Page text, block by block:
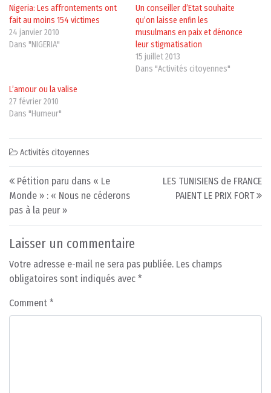
Nigeria: Les affrontements ont
fait au moins 154 victimes
24 janvier 2010
Dans "NIGERIA"
Un conseiller d’Etat souhaite
qu’on laisse enfin les
musulmans en paix et dénonce
leur stigmatisation
15 juillet 2013
Dans "Activités citoyennes"
L’amour ou la valise
27 février 2010
Dans "Humeur"
Activités citoyennes
Post navigation
Pétition paru dans « Le
Monde » : « Nous ne céderons
pas à la peur »
LES TUNISIENS de FRANCE
PAIENT LE PRIX FORT
Laisser un commentaire
Votre adresse e-mail ne sera pas publiée. Les champs
obligatoires sont indiqués avec *
Comment *